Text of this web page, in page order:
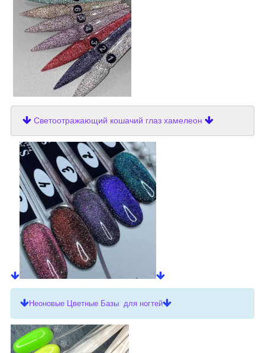
Светоотражающий кошачий глаз хамелеон
Неоновые Цветные Базы для ногтей